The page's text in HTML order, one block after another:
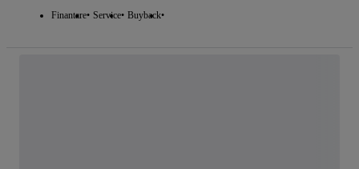
Finantare Service Buyback